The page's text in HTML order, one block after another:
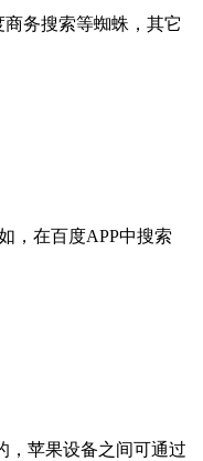
务搜索等蜘蛛，其它
，在百度APP中搜索
，苹果设备之间可通过